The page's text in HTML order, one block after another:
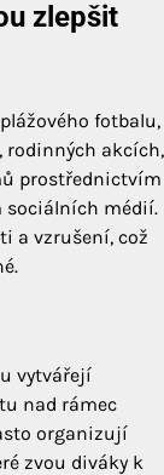
zlepšit
fotbalu,
akcích,
prostřednictvím
sociálních médií.
a vzrušení, což
vytvářejí
nad rámec
organizují
zvou diváky k